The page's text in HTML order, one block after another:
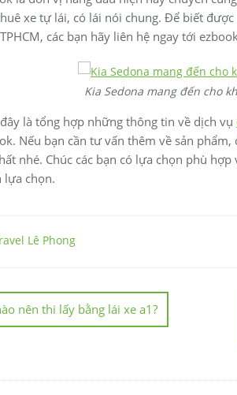
xe tự lái, có lái nói chung. Để biết được
các bạn hãy liên hệ ngay tới
Kia Sedona mang đến cho
là tổng hợp những thông tin về dịch vụ
Nếu bạn cần tư vấn thêm về sản
nhé. Chúc các bạn có lựa chọn phù
lựa chọn.
Lê Phong
nên thi lấy bằng lái xe a1?